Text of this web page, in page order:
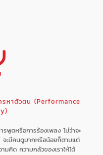
รหาตัวตน (Performance
รพูดหรือการร้องเพลง ไม่ว่าจะ
จะมีคนดูมากหรือน้อยก็ตามแต่
มคิด ความกลัวของเราให้ได้